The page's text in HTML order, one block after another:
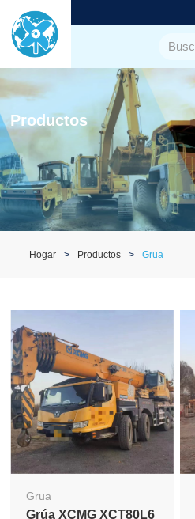
Productos
Hogar Productos Grua
Grua
Grúa XCMG XCT80L6